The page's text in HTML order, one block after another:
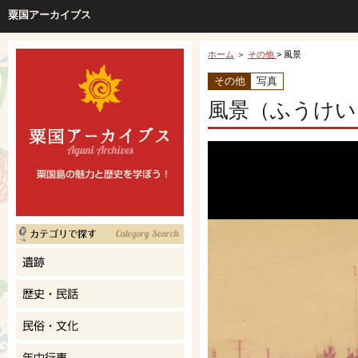
粟国アーカイブス
ホーム ＞ その他 > 風景
その他 写真
風景（ふうけ